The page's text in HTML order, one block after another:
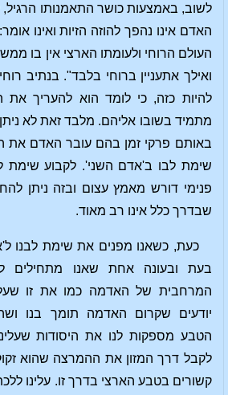
לשוב, באמצעות כושר התאמנותו הרגיל,
האדם אינו נהפך להוזה הזיות ואינו
העולם הרוחי ולעומתו הארצי אין בו
ואילך אתעניין ברוחי בלבד". בנתיב
להיות כזה, כי לומד הוא להעריך את
מתמיד בשובו אליהם. מלבד זאת לא
באותם פרקי זמן בהם עובר האדם את
שימת לבו ב'אדם השני'. לקבוע שימת
פנימי דורש מאמץ עצום ובזה ניתן
שבדרך כלל אינו רב מאוד.
כעת, כשאנו מפנים את שימת לבנו
בעת ובעונה אחת שאנו מתחילים
המרחבית של האדמה כמו את זו
יודעים שקרום האדמה תומך בנו
הטבע מספקות לנו את היסודות
לקבל דרך המזון את ההמרצה שהוא
קשורים בטבע הארצי בדרך זו. עלינו